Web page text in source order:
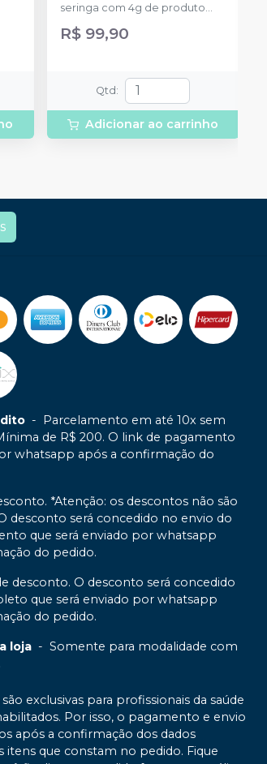
seringa com 4g de produto
R$ 99,90
Qtd :
Adicionar ao carrinho
- Parcelamento em até 10x sem
de R$ 200. O link de pagamento
whatsapp após a confirmação do
*Atenção: os descontos não são
desconto será concedido no envio do
que será enviado por whatsapp
do pedido.
desconto. O desconto será concedido
que será enviado por whatsapp
do pedido.
loja - Somente para modalidade com
exclusivas para profissionais da saúde
Por isso, o pagamento e envio
após a confirmação dos dados
itens que constam no pedido. Fique